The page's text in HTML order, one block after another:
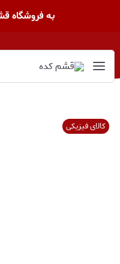
به فروشگاه
کالای فیزیکی